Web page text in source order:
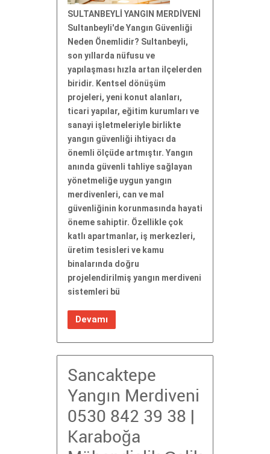
SULTANBEYLİ YANGIN MERDİVENİ
Sultanbeyli'de Yangın Güvenliği
Neden Önemlidir? Sultanbeyli,
son yıllarda nüfusu ve
yapılaşması hızla artan ilçelerden
biridir. Kentsel dönüşüm
projeleri, yeni konut alanları,
ticari yapılar, eğitim kurumları ve
sanayi işletmeleriyle birlikte
yangın güvenliği ihtiyacı da
önemli ölçüde artmıştır. Yangın
anında güvenli tahliye sağlayan
yönetmeliğe uygun yangın
merdivenleri, can ve mal
güvenliğinin korunmasında hayati
öneme sahiptir. Özellikle çok
katlı apartmanlar, iş merkezleri,
üretim tesisleri ve kamu
binalarında doğru
projelendirilmiş yangın merdiveni
sistemleri bü
Devamı
Sancaktepe
Yangın Merdiveni
0530 842 39 38 |
Karaboğa